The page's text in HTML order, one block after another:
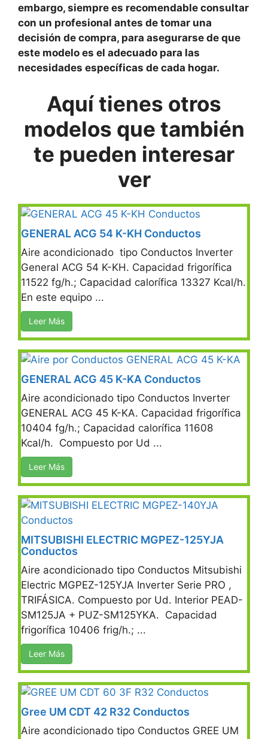
embargo, siempre es recomendable consultar
con un profesional antes de tomar una
decisión de compra, para asegurarse de que
este modelo es el adecuado para las
necesidades específicas de cada hogar.
Aquítienes otros
modelos que también
te pueden interesar
ver
GENERAL ACG 54 K-KH Conductos
Aire acondicionado tipo Conductos Inverter
General ACG 54 K-KH. Capacidad frigorífica
11522 fg/h.; Capacidad calorífica 13327 Kcal/h.
En este equipo ...
Leer Más
GENERAL ACG 45 K-KA Conductos
Aire acondicionado tipo Conductos Inverter
GENERAL ACG 45 K-KA. Capacidad frigorífica
10404 fg/h.; Capacidad calorífica 11608
Kcal/h. Compuesto por Ud ...
Leer Más
MITSUBISHI ELECTRIC MGPEZ-125YJA
Conductos
Aire acondicionado tipo Conductos Mitsubishi
Electric MGPEZ-125YJA Inverter Serie PRO ,
TRIFÁSICA. Compuesto por Ud. Interior PEAD-
SM125JA + PUZ-SM125YKA. Capacidad
frigorífica 10406 frig/h.; ...
Leer Más
Gree UM CDT 42 R32 Conductos
Aire acondicionado tipo Conductos GREE UM